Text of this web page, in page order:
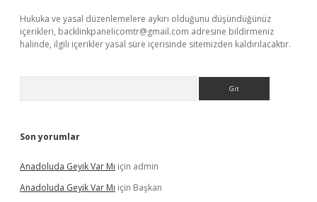
Hukuka ve yasal düzenlemelere aykırı olduğunu düşündüğünüz
içerikleri, backlinkpanelicomtr@gmail.com adresine bildirmeniz
halinde, ilgili içerikler yasal süre içerisinde sitemizden kaldırılacaktır.
Son yorumlar
Anadoluda Geyik Var Mı için admin
Anadoluda Geyik Var Mı için Başkan